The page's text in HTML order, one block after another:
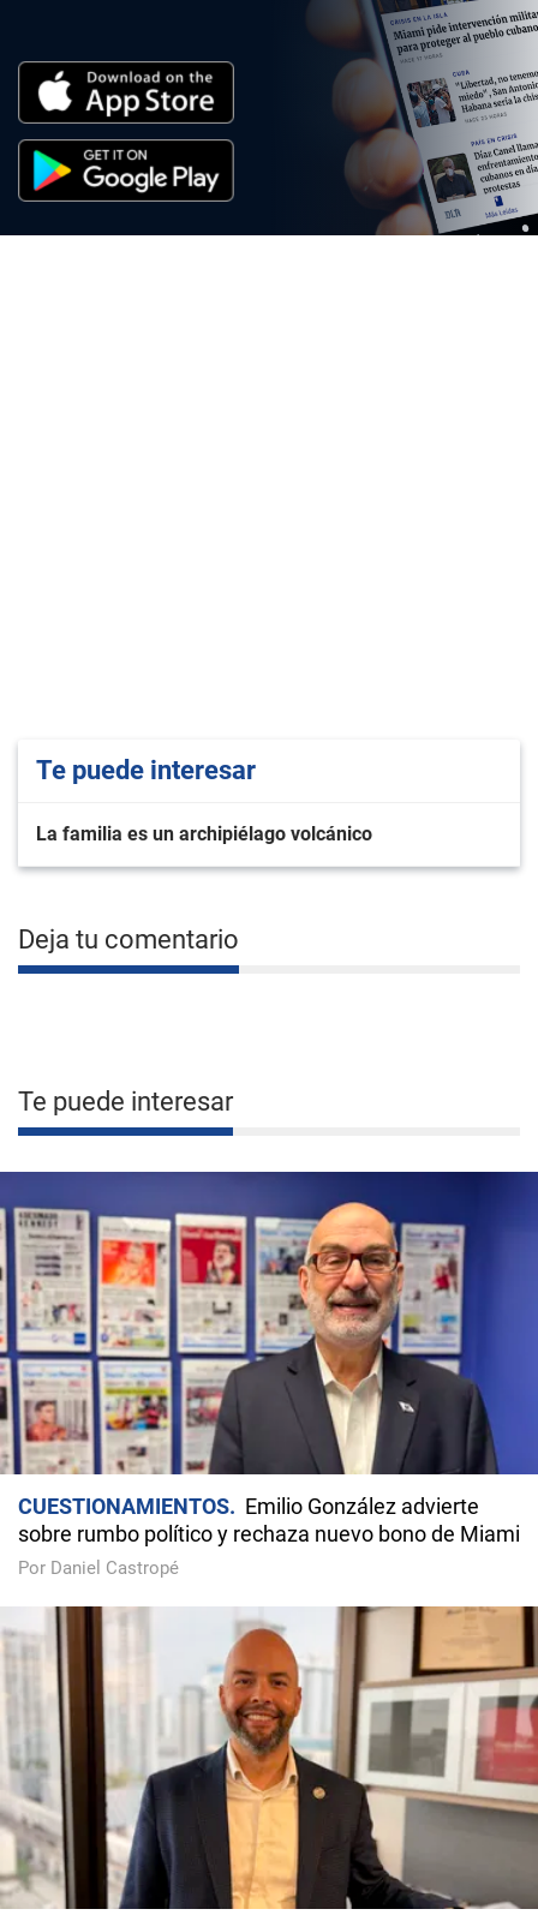
Te puede interesar
La familia es un archipiélago volcánico
Deja tu comentario
Te puede interesar
CUESTIONAMIENTOS
Emilio González advierte
sobre rumbo político y rechaza nuevo bono de Miami
Por Daniel Castropé